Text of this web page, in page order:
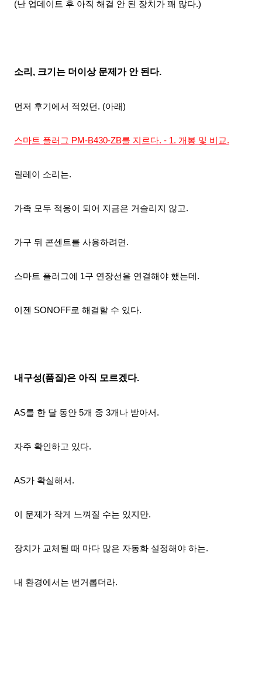
(난 업데이트 후 아직 해결 안 된 장치가 꽤 많다.)
소리, 크기는 더이상 문제가 안 된다.
먼저 후기에서 적었던. (아래)
스마트 플러그 PM-B430-ZB를 지르다. - 1. 개봉 및 비교.
릴레이 소리는.
가족 모두 적응이 되어 지금은 거슬리지 않고.
가구 뒤 콘센트를 사용하려면.
스마트 플러그에 1구 연장선을 연결해야 했는데.
이젠 SONOFF로 해결할 수 있다.
내구성(품질)은 아직 모르겠다.
AS를 한 달 동안 5개 중 3개나 받아서.
자주 확인하고 있다.
AS가 확실해서.
이 문제가 작게 느껴질 수는 있지만.
장치가 교체될 때 마다 많은 자동화 설정해야 하는.
내 환경에서는 번거롭더라.